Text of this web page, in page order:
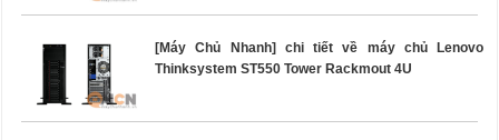
[Máy Chủ Nhanh] chi tiết về máy chủ Lenovo
Thinksystem ST550 Tower Rackmout 4U